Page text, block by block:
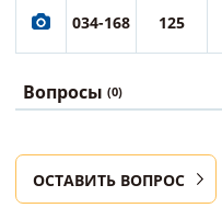
034-168 125
Вопросы (0)
ОСТАВИТЬ ВОПРОС